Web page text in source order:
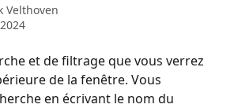
Velthoven
et de filtrage que vous verrez
de la fenêtre. Vous
en écrivant le nom du